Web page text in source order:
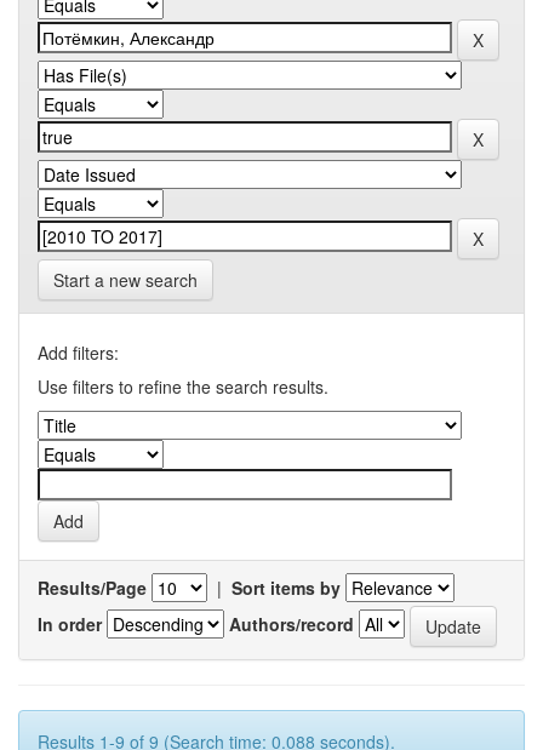
Start a new search
Add filters:
Use filters to refine the search results.
Results/Page | Sort items by
In order
Authors/record
Results 1-9 of 9 (Search time: 0.088 seconds).